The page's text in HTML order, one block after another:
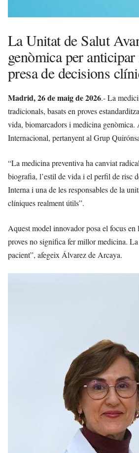
La Unitat de Salut
genòmica per
presa de decisions
Madrid, 26 de maigde 2026.- La
tradicionals, basats en proves
vida, biomarcadors i medicina genòmica.
Internacional, pertanyent al Grup
“La medicina preventiva ha canviat
biografia, l’estil de vida i el perfil de risc
Interna i una de les responsables de la
clíniques realment útils”.
Aquest model innovador posa el focus
proves no significa fer millor medicina.
pacient”, afegeix Álvarez de Arcaya.